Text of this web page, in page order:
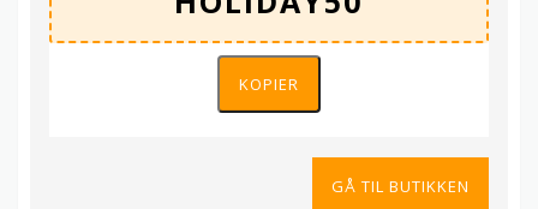
KOPIER
GÅ TIL BUTIKKEN